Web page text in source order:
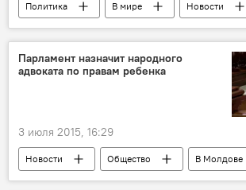
Политика В мире
Новости
Аналитика
Франция
Греция
Пол Крейг Робертс
Экономика
Парламент назначит народного
адвоката по правам ребенка
3 июля 2015, 16:29
Новости Общество
В Молдове
Республика Молдова
Парламент